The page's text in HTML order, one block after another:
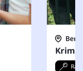
Krimi-